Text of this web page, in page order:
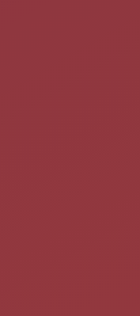
vidéos avec
de rédiger un script
limité en nombre
est de
d'accéder à tous les
scanner le contenu